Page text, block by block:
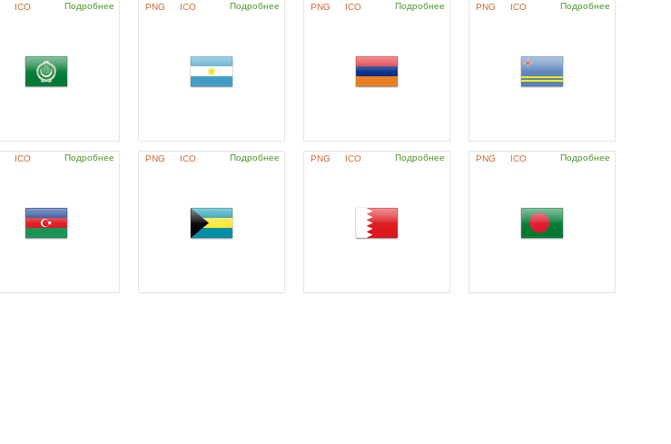
ICO Подробнее PNG ICO Подробнее PNG ICO Подробнее PNG ICO Подробнее
ICO Подробнее PNG ICO Подробнее PNG ICO Подробнее PNG ICO Подробнее